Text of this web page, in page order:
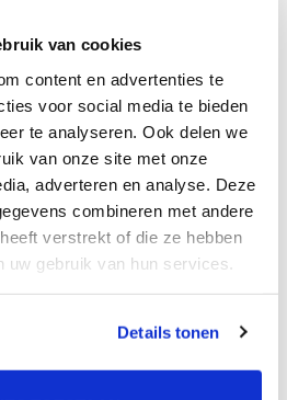
van cookies
content en advertenties te
voor social media te bieden
te analyseren. Ook delen we
van onze site met onze
adverteren en analyse. Deze
combineren met andere
verstrekt of die ze hebben
gebruik van hun services.
Details tonen
en Mark als
trots op het ambacht.